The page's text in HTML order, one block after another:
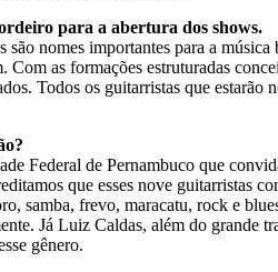
para a abertura dos shows.
nomes importantes para a
as formações estruturadas
Todos os guitarristas que
Federal de Pernambuco que
que esses nove guitarristas
samba, frevo, maracatu, rock e
Já Luiz Caldas, além do grande
gênero.